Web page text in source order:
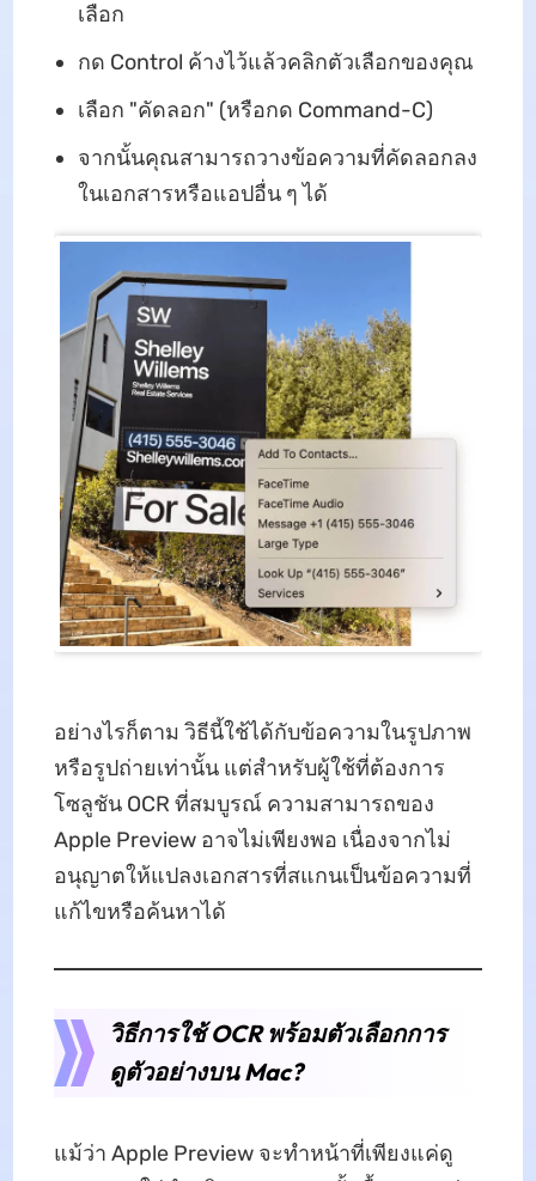
เลือก
กด Control ค้างไว้แล้วคลิกตัวเลือกของคุณ
เลือก "คัดลอก" (หรือกด Command-C)
จากนั้นคุณสามารถวางข้อความที่คัดลอกลง
ในเอกสารหรือแอปอื่น ๆ ได้
อย่างไรก็ตาม วิธีนี้ใช้ได้กับข้อความในรูปภาพ
หรือรูปถ่ายเท่านั้น แต่สำหรับผู้ใช้ที่ต้องการ
โซลูชัน OCR ที่สมบูรณ์ ความสามารถของ
Apple Preview อาจไม่เพียงพอ เนื่องจากไม่
อนุญาตให้แปลงเอกสารที่สแกนเป็นข้อความที่
แก้ไขหรือค้นหาได้
วิธีการใช้ OCR พร้อมตัวเลือกการ
ดูตัวอย่างบน Mac?
แม้ว่า Apple Preview จะทำหน้าที่เพียงแค่ดู